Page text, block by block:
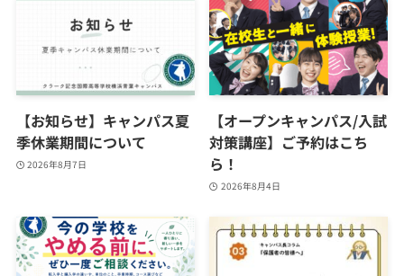
【お知らせ】キャンパス夏
季休業期間について
2026年8月7日
【オープンキャンパス/入試
対策講座】ご予約はこち
ら！
2026年8月4日